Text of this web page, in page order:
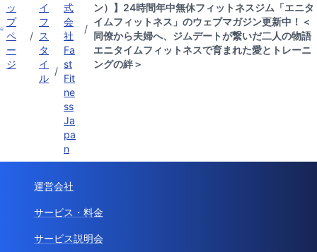
ッ
プ
ペ
ー
ジ
/
イ
フ
ス
タ
イ
ル
/
式
会
社
Fa
st
Fit
ne
ss
Ja
pa
n
/
ン）】24時間年中無休フィットネスジム「エニタ
イムフィットネス」のウェブマガジン更新中！＜
同僚から夫婦へ、ジムデートが繋いだ二人の物語
エニタイムフィットネスで育まれた愛とトレーニ
ングの絆＞
運営会社
サービス・料金
サービス説明会